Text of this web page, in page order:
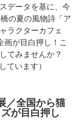
データを基に、今
の夏の風物詩「ア
ラクターカフェ
画が目白押し！こ
てみませんか？
ています）
／全国から猫
が目白押し